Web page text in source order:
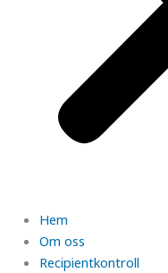
Hem
Om oss
Recipientkontroll